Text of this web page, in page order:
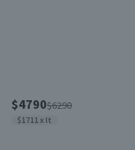
$4790$6290
$1711 x lt